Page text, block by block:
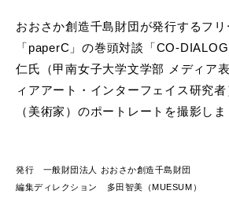
おおさか創造千島財団が発行するフ
「paperC」の巻頭対談「CO-
仁氏（甲南女子大学文学部 メディア
ィアアート・インターフェイス研究
（美術家）のポートレートを撮影しま
発行 一般財団法人 おおさか創造千島財団
編集ディレクション 多田智美（MUESUM）